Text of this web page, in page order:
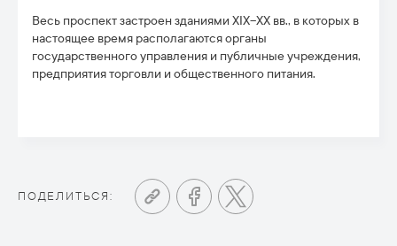
Весь проспект застроен зданиями XIX–XX вв., в которых в
настоящее время располагаются органы
государственного управления и публичные учреждения,
предприятия торговли и общественного питания.
ПОДЕЛИТЬСЯ: